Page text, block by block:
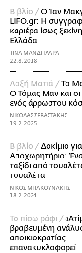
Βιβλίο /Ο Ίαν
LIFO.gr: Η
καριέρα ίσως
Ελλάδα
ΤΙΝΑ ΜΑΝΔΗΛΑΡΑ
22.8.2018
Λοξή Ματιά /To
Ο Τόμας Μαν και οι
ενός άρρωστου
ΝΙΚΟΛΑΣ ΣΕΒΑΣΤΑΚΗΣ
19.2.2025
Βιβλίο /Δοκίμιο
Αποχωρητήριο: Ένα
ταξίδι από
τουαλέτα
ΝΙΚΟΣ ΜΠΑΚΟΥΝΑΚΗΣ
18.2.2024
Το πίσω ράφι /
βραβευμένη
αποικιοκρατίας
επανακυκλοφορεί